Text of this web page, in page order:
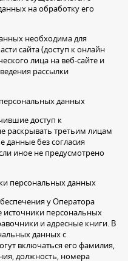
на обработку его
необходима для
сайта (доступ к онлайн
лица на веб-сайте и
рассылки
данных
доступ к
раскрывать третьим лицам
данные без согласия
иное не предусмотрено
персональных данных
у Оператора
источники персональных
и адресные книги. В
данных с
включаться его фамилия,
должность, номера